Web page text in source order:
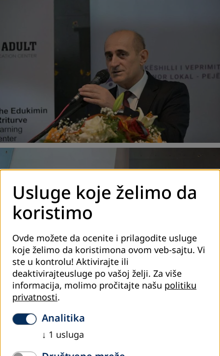
Usluge koje želimo da
koristimo
Ovde možete da ocenite i prilagodite usluge
koje želimo da koristimona ovom veb-sajtu. Vi
ste u kontrolu! Aktivirajte ili
deaktivirajteusluge po vašoj želji. Za više
informacija, molimo pročitajte našu politiku
privatnosti.
Analitika
↓ 1 usluga